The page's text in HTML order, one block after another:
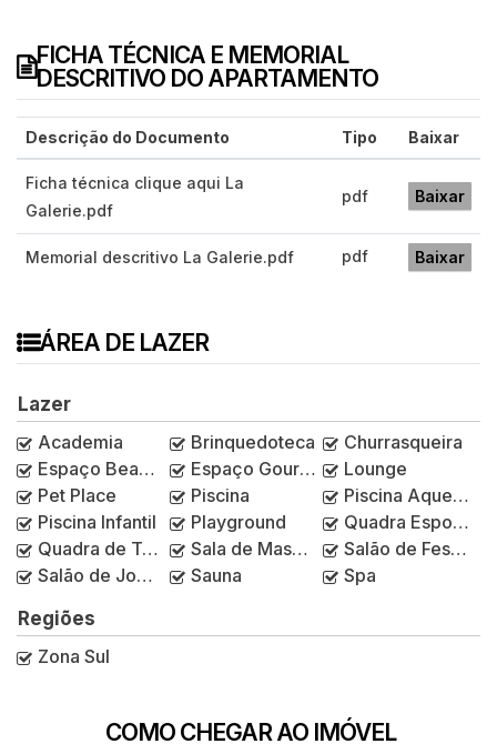
FICHA TÉCNICA E MEMORIAL
DESCRITIVO DO APARTAMENTO
Descrição do Documento Tipo Baixar
Ficha técnica clique aqui La
Galerie.pdf
pdf Baixar
Memorial descritivo La Galerie.pdf pdf Baixar
ÁREA DE LAZER
Lazer
Academia
Brinquedoteca
Churrasqueira
Espaço Beauty
Espaço Gourmet
Lounge
Pet Place
Piscina
Piscina Aquecida
Piscina Infantil
Playground
Quadra Esportiva
Quadra de Tênis
Sala de Massagem
Salão de Festas
Salão de Jogos
Sauna
Spa
Regiões
Zona Sul
COMO CHEGAR AO IMÓVEL